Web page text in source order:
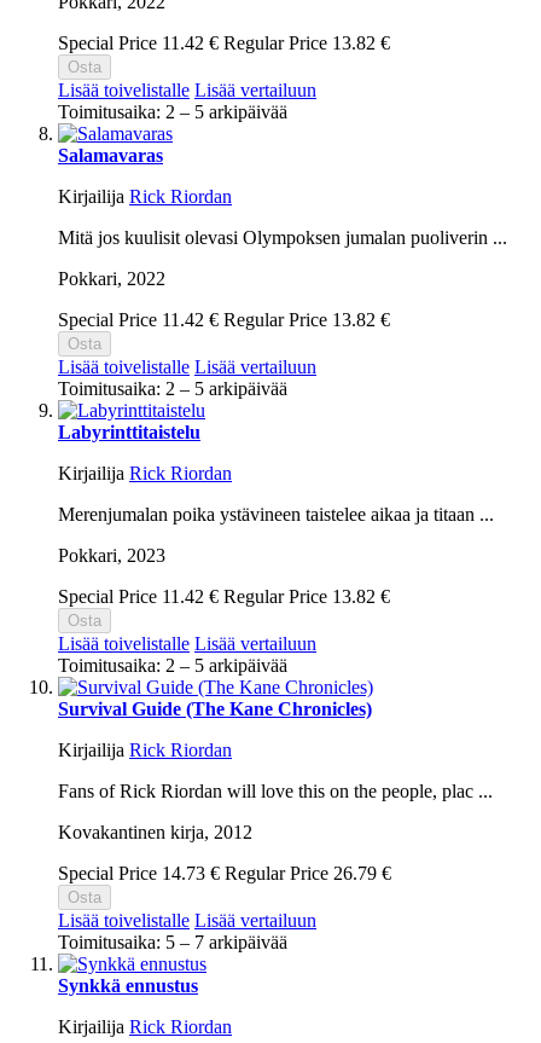
Special Price 11.42 € Regular Price 13.82 €
Osta
Lisää toivelistalle Lisää vertailuun
Toimitusaika: 2 – 5 arkipäivää
Salamavaras
Kirjailija Rick Riordan
Mitä jos kuulisit olevasi Olympoksen jumalan puoliverin ...
Pokkari, 2022
Special Price 11.42 € Regular Price 13.82 €
Osta
Lisää toivelistalle Lisää vertailuun
Toimitusaika: 2 – 5 arkipäivää
Labyrinttitaistelu
Kirjailija Rick Riordan
Merenjumalan poika ystävineen taistelee aikaa ja titaan ...
Pokkari, 2023
Special Price 11.42 € Regular Price 13.82 €
Osta
Lisää toivelistalle Lisää vertailuun
Toimitusaika: 2 – 5 arkipäivää
Survival Guide (The Kane Chronicles)
Kirjailija Rick Riordan
Fans of Rick Riordan will love this on the people, plac ...
Kovakantinen kirja, 2012
Special Price 14.73 € Regular Price 26.79 €
Osta
Lisää toivelistalle Lisää vertailuun
Toimitusaika: 5 – 7 arkipäivää
Synkkä ennustus
Kirjailija Rick Riordan